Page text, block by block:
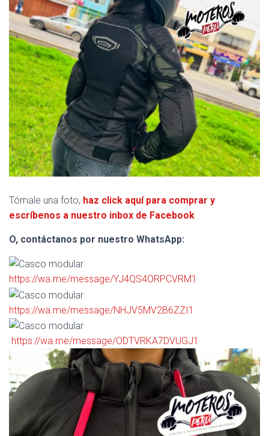
Tómale una foto, haz click aquí para comprar y
escríbenos a nuestro inbox de Facebook
O, contáctanos por nuestro WhatsApp:
https://wa.me/message/YJ4QS4ORPCVRM1
https://wa.me/message/NHJV5MV2B6ZZI1
https://wa.me/message/ODTVRKA7DVUGJ1